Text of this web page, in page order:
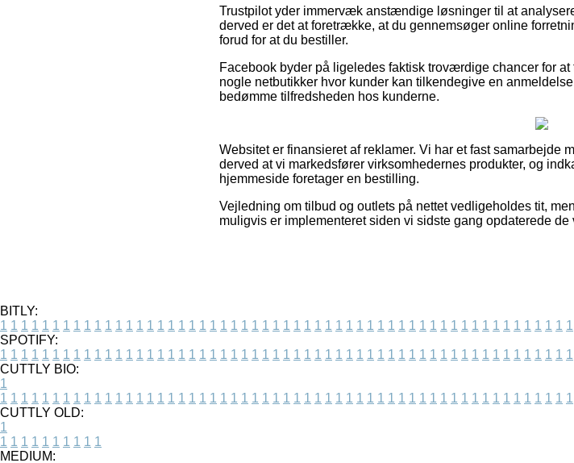
Trustpilot yder immervæk anstændige løsninger til at
derved er det at foretrække, at du gennemsøger online
forud for at du bestiller.
Facebook byder på ligeledes faktisk troværdige chancer for
nogle netbutikker hvor kunder kan tilkendegive en
bedømme tilfredsheden hos kunderne.
Websitet er finansieret af reklamer. Vi har et fast samarbejde
derved at vi markedsfører virksomhedernes produkter, og
hjemmeside foretager en bestilling.
Vejledning om tilbud og outlets på nettet vedligeholdes tit,
muligvis er implementeret siden vi sidste gang opdaterede de
BITLY:
1 1 1 1 1 1 1 1 1 1 1 1 1 1 1 1 1 1 1 1 1 1 1 1 1 1 1 1 1 1 1 1 1 1 1 1 1 1 1 1 1 1 1 1 1 1 1 1 1 1 1 1 1 1 1
SPOTIFY:
1 1 1 1 1 1 1 1 1 1 1 1 1 1 1 1 1 1 1 1 1 1 1 1 1 1 1 1 1 1 1 1 1 1 1 1 1 1 1 1 1 1 1 1 1 1 1 1 1 1 1 1 1 1 1
CUTTLY BIO:
1
1 1 1 1 1 1 1 1 1 1 1 1 1 1 1 1 1 1 1 1 1 1 1 1 1 1 1 1 1 1 1 1 1 1 1 1 1 1 1 1 1 1 1 1 1 1 1 1 1 1 1 1 1 1 1
CUTTLY OLD:
1
1 1 1 1 1 1 1 1 1 1
MEDIUM: